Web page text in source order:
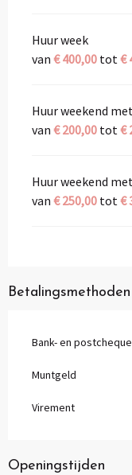
Huur week
van € 400,00 tot€
Huur weekend
van € 200,00 tot€
Huur weekend
van € 250,00 tot€
Betalingsmethoden
Bank- en
Muntgeld
Virement
Openingstijden